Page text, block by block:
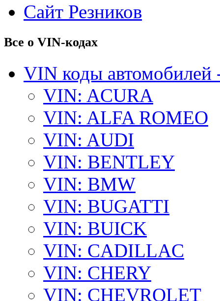
Сайт Резников
Все о VIN-кодах
VIN коды автомобилей
VIN: ACURA
VIN: ALFA ROMEO
VIN: AUDI
VIN: BENTLEY
VIN: BMW
VIN: BUGATTI
VIN: BUICK
VIN: CADILLAC
VIN: CHERY
VIN: CHEVROLET